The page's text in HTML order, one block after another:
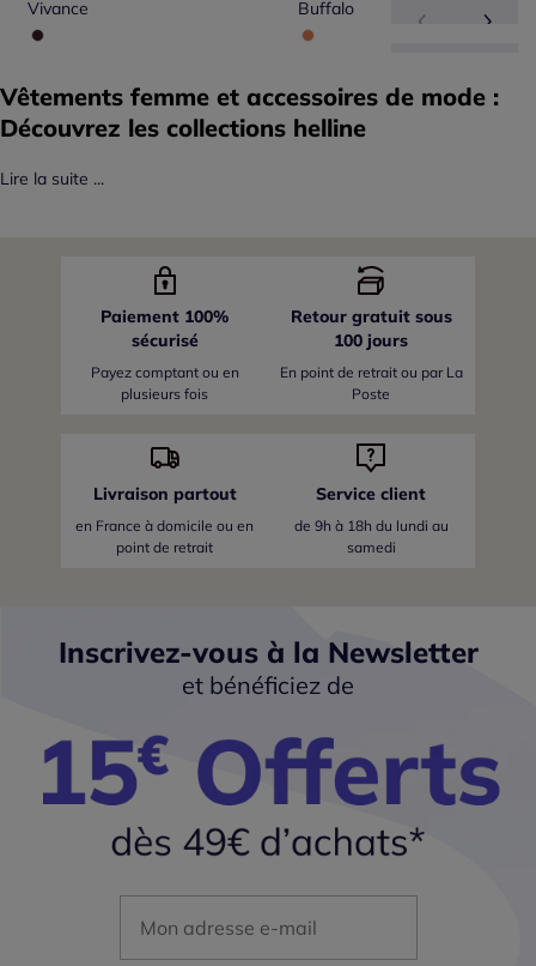
Vivance Buffalo
Vêtements femme et accessoires de mode :
Découvrez les collections helline
Lire la suite ...
Paiement 100%
sécurisé
Payez comptant ou en
plusieurs fois
Retour gratuit sous
100 jours
En point de retrait ou par La
Poste
Livraison partout
en France à domicile ou en
point de retrait
Service client
de 9h à 18h du lundi au
samedi
Inscrivez-vous à la Newsletter
et bénéficiez de